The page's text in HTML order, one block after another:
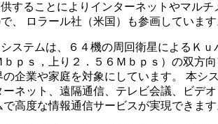
することによりインターネットやマル
、 ロラール社（米国）も参画していま
ステムは、６４機の周回衛星によるＫｕ
ｐｓ，上り２．５６Ｍｂｐｓ）の双方
の企業や家庭を対象にしています。 本シ
ーネット、遠隔通信、テレビ会議、ビデ
で高度な情報通信サービスが実現できま